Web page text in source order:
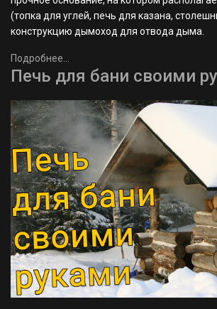
(топка для углей, печь для казана,
конструкцию дымоход для отвода дыма.
Подробнее...
Печь для бани своими